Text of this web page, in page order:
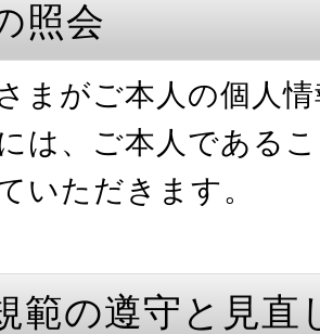
照会
がご本人の個人情
は、ご本人である
ただきます。
範の遵守と見直